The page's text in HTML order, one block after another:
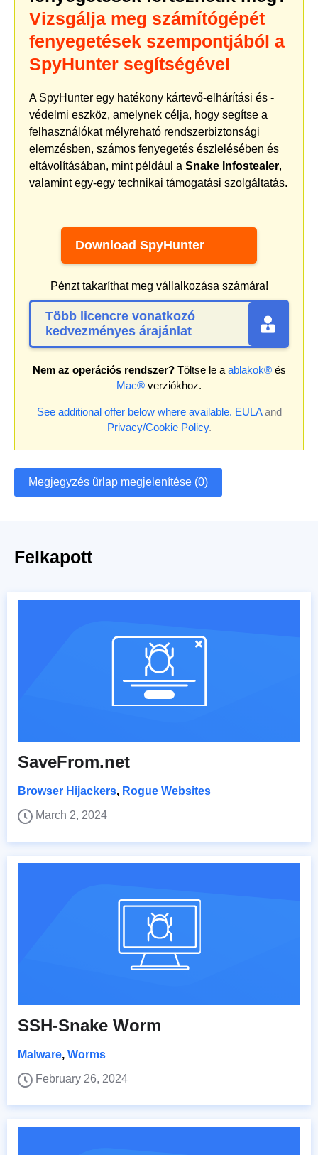
Vizsgálja meg számítógépét
fenyegetések szempontjából a
SpyHunter segítségével
A SpyHunter egy hatékony kártevő-elhárítási és -
védelmi eszköz, amelynek célja, hogy segítse a
felhasználókat mélyreható rendszerbiztonsági
elemzésben, számos fenyegetés észlelésében és
eltávolításában, mint például a Snake Infostealer,
valamint egy-egy technikai támogatási szolgáltatás.
Download SpyHunter
Pénzt takaríthat meg vállalkozása számára!
Több licencre vonatkozó
kedvezményes árajánlat
Nem az operációs rendszer?Töltse le a ablakok®és
Mac® verziókhoz.
See additional offer below where available. EULAand
Privacy/Cookie Policy.
Megjegyzés űrlap megjelenítése (0)
Felkapott
SaveFrom.net
Browser Hijackers, Rogue Websites
March 2, 2024
SSH-Snake Worm
Malware, Worms
February 26, 2024